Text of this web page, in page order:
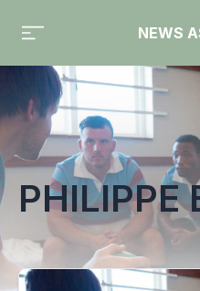
NEWS
Toute l'actualité sur le tag
PHILIPPE